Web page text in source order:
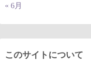
« 6月
このサイトについて